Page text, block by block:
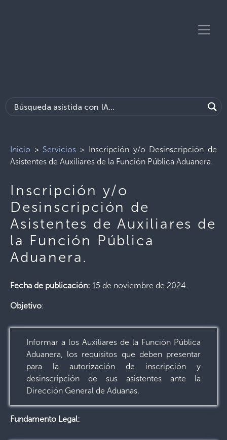
Inicio > Servicios > Inscripción y/o Desinscripción de
Asistentes de Auxiliares de la Función Pública Aduanera.
Inscripción y/o
Desinscripción de
Asistentes de Auxiliares de
la Función Pública
Aduanera.
Fecha de publicación: 15 de noviembre de 2024.
Objetivo:
Informar a los Auxiliares de la Función Pública
Aduanera, los requisitos que deben presentar
para la autorización de inscripción y
desinscripción de sus asistentes ante la
Dirección General de Aduanas.
Fundamento Legal: